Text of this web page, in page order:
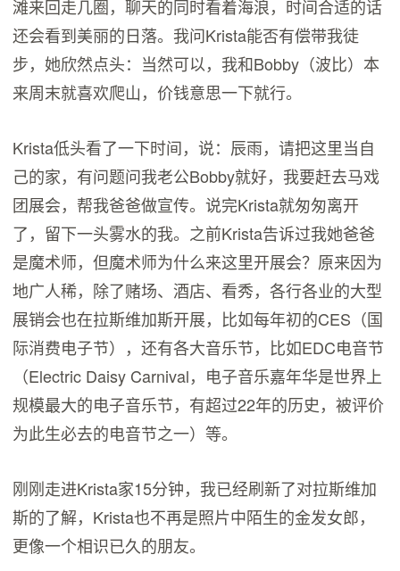
滩来回走几圈，聊天的同时看着海浪，时间合适的话
还会看到美丽的日落。我问Krista能否有偿带我徒
步，她欣然点头：当然可以，我和Bobby（波比）本
来周末就喜欢爬山，价钱意思一下就行。
Krista低头看了一下时间，说：辰雨，请把这里当自
己的家，有问题问我老公Bobby就好，我要赶去马戏
团展会，帮我爸爸做宣传。说完Krista就匆匆离开
了，留下一头雾水的我。之前Krista告诉过我她爸爸
是魔术师，但魔术师为什么来这里开展会？原来因为
地广人稀，除了赌场、酒店、看秀，各行各业的大型
展销会也在拉斯维加斯开展，比如每年初的CES（国
际消费电子节），还有各大音乐节，比如EDC电音节
（Electric Daisy Carnival，电子音乐嘉年华是世界上
规模最大的电子音乐节，有超过22年的历史，被评价
为此生必去的电音节之一）等。
刚刚走进Krista家15分钟，我已经刷新了对拉斯维加
斯的了解，Krista也不再是照片中陌生的金发女郎，
更像一个相识已久的朋友。